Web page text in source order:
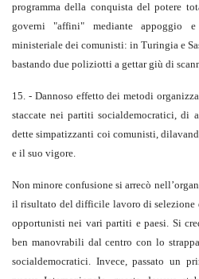
programma della conquista del potere
governi "affini" mediante appoggio e
ministeriale dei comunisti: in Turingia e
bastando due poliziotti a gettar giù di
15. - Dannoso effetto dei metodi
staccate nei partiti socialdemocratici, di
dette simpatizzanti coi comunisti,
e il suo vigore.
Non minore confusione si arrecò
il risultato del difficile lavoro di
opportunisti nei vari partiti e paesi. Si
ben manovrabili dal centro con lo
socialdemocratici. Invece, passato un